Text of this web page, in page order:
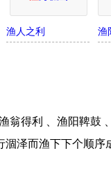
渔人之利
渔
翁得利 、渔阳鞞鼓
泽而渔下下个顺